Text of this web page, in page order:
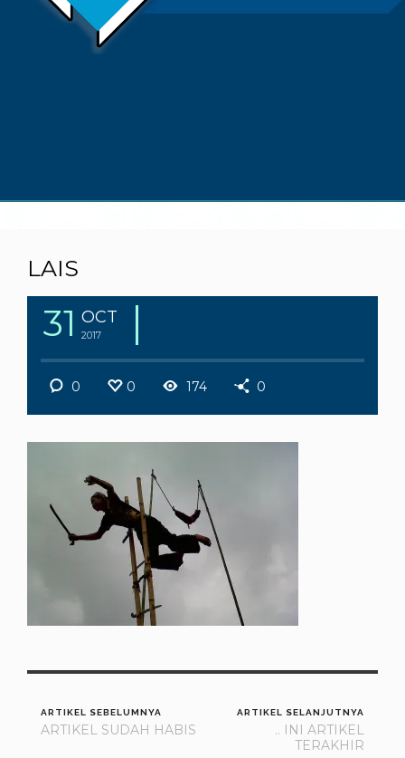
LAIS
31 OCT
2017
0 0 174 0
ARTIKEL SEBELUMNYA
ARTIKEL SUDAH HABIS
ARTIKEL SELANJUTNYA
.. INI ARTIKEL
TERAKHIR